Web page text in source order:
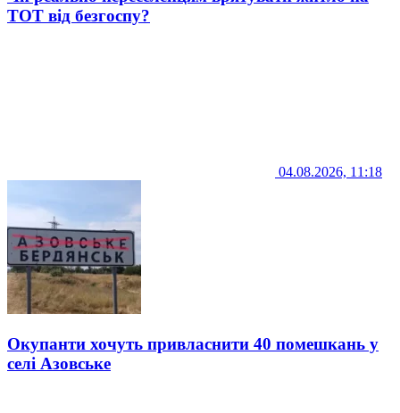
ТОТ від безгоспу?
04.08.2026, 11:18
Окупанти хочуть привласнити 40 помешкань у
селі Азовське